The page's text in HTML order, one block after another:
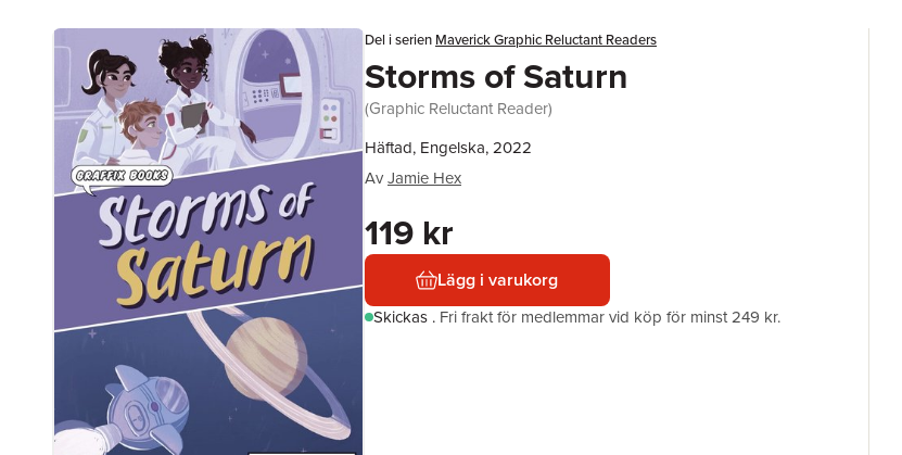
Del i serien Maverick Graphic Reluctant Readers
Storms of Saturn
(Graphic Reluctant Reader)
Häftad, Engelska, 2022
AvJamie Hex
119 kr
Lägg i varukorg
Skickas . Fri frakt för medlemmar vid köp för minst 249 kr.